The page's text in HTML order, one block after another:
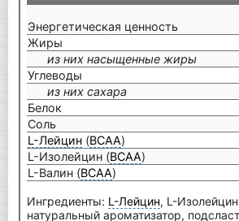
Энергетическая ценность
Жиры
из них насыщенные жиры
Углеводы
из них сахара
Белок
Соль
L-Лейцин (BCAA)
L-Изолейцин (BCAA)
L-Валин (BCAA)
Ингредиенты: L-Лейцин, L-
натуральный ароматизатор,